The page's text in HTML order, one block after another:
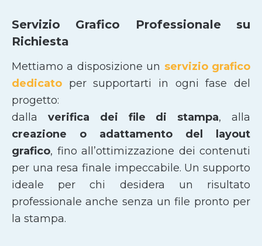
Servizio Grafico Professionale su
Richiesta
Mettiamo a disposizione un servizio grafico
dedicato per supportarti in ogni fase del
progetto:
dalla verifica dei file di stampa, alla
creazione o adattamento del layout
grafico, fino all’ottimizzazione dei contenuti
per una resa finale impeccabile. Un supporto
ideale per chi desidera un risultato
professionale anche senza un file pronto per
la stampa.